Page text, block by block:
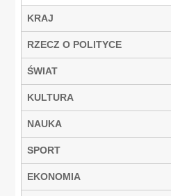
KRAJ
RZECZ O POLITYCE
ŚWIAT
KULTURA
NAUKA
SPORT
EKONOMIA